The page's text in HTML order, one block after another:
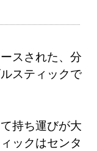
スされた、分
スティックで
持ち運びが大
ックはセンタ